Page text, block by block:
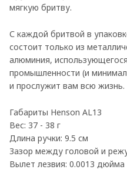
мягкую бритву.
С каждой бритвой в
состоит только из
алюминия,
промышленности (и
и прослужит вам всю жизнь.
Габариты Henson AL13
Вес: 37 - 38 г
Длина ручки: 9.5 см
Зазор между головой и
Вылет лезвия: 0.0013 дюйма